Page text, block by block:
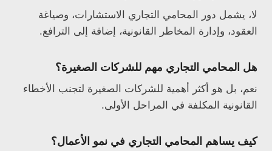
لا، يشمل دور المحامي التجاري الاستشارات، وصياغة
العقود، وإدارة المخاطر القانونية، إضافة إلى الترافع.
هل المحامي التجاري مهم للشركات الصغيرة؟
نعم، بل هو أكثر أهمية للشركات الصغيرة لتجنب الأخطاء
القانونية المكلفة في المراحل الأولى.
كيف يساهم المحامي التجاري في نمو الأعمال؟